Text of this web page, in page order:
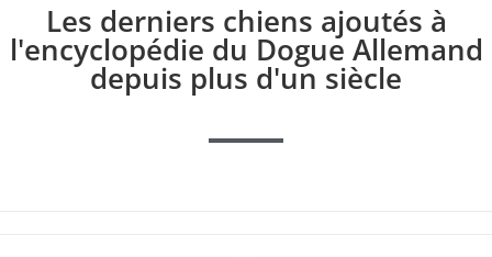
Les derniers chiens ajoutés à
l'encyclopédie du Dogue Allemand
depuis plus d'un siècle